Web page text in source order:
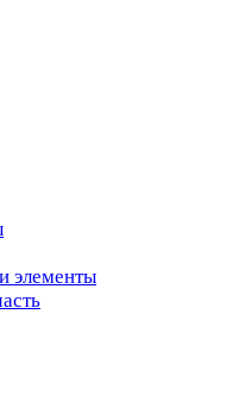
элементы